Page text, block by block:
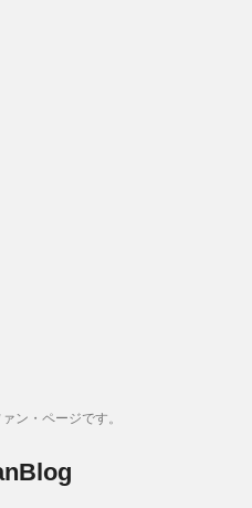
ン・ページです。